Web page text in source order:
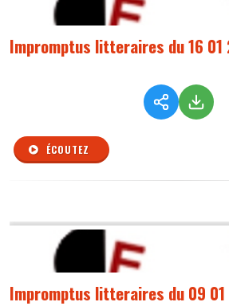
Impromptus litteraires du 16 01
ÉCOUTEZ
Impromptus litteraires du 09